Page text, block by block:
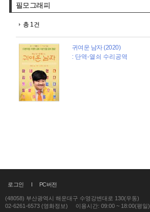
필모그래피
총 1건
귀여운 남자 (2020)
: 단역-열쇠 수리공역
로그인 PC버전
(48058) 부산광역시 해운대구 수영강변대로 130(우동)
02-6261-6573 (영화정보)
이용시간: 09:00 ~ 18:00(평일)